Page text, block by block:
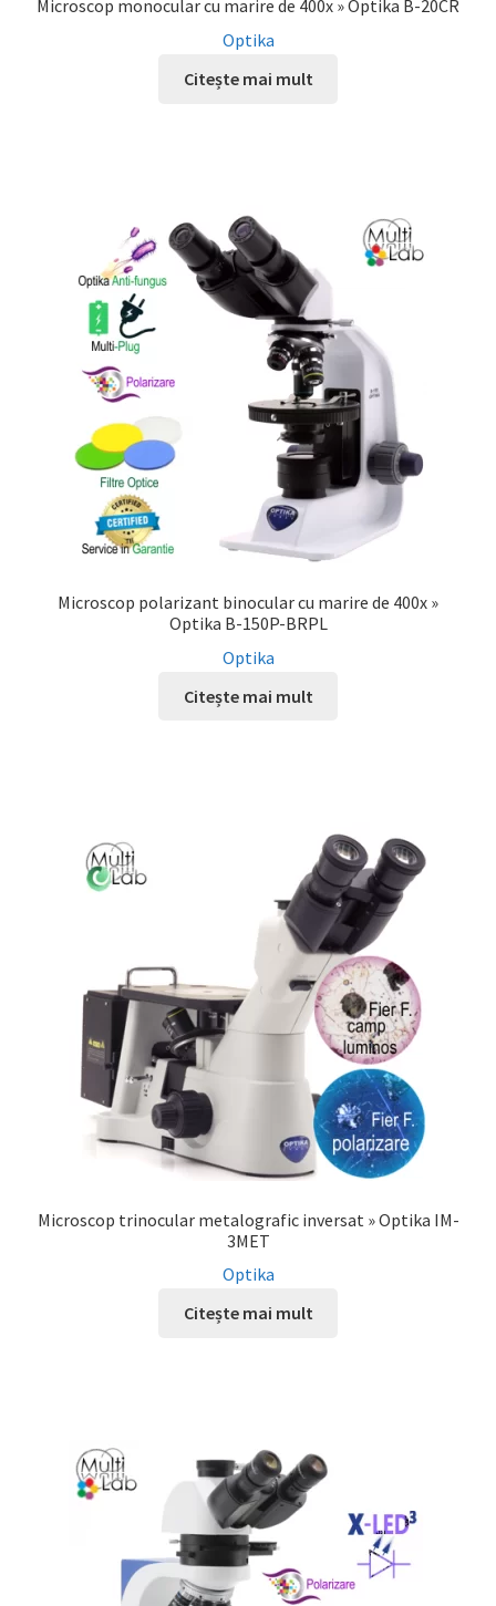
Microscop monocular cu marire de 400x » Optika B-20CR
Optika
Citește mai mult
Microscop polarizant binocular cu marire de 400x »
Optika B-150P-BRPL
Optika
Citește mai mult
Microscop trinocular metalografic inversat » Optika IM-
3MET
Optika
Citește mai mult